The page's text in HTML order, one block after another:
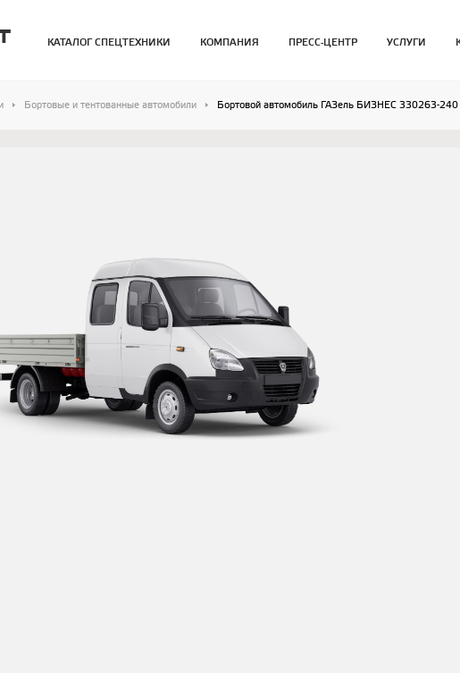
КАТАЛОГ СПЕЦТЕХНИКИ КОМПАНИЯ ПРЕСС-ЦЕНТР УСЛУГИ
Бортовые и тентованные автомобили Бортовой автомобиль ГАЗель БИЗНЕС 330263-240